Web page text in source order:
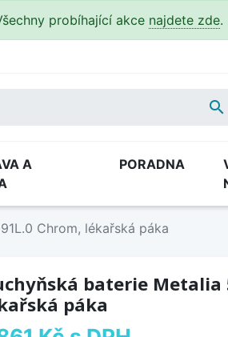
probíhající akce najdete zde.

A
PORADNA
Chrom, lékařská páka
baterie Metalia
páka